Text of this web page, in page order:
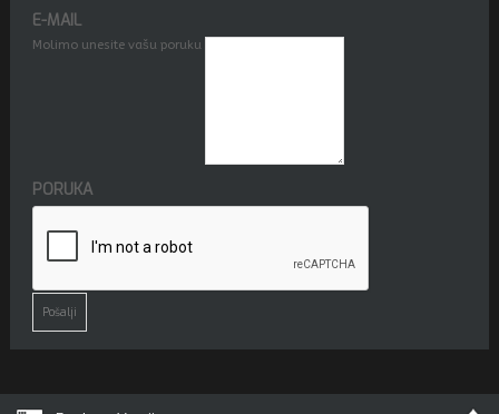
E-MAIL
Molimo unesite vašu poruku
PORUKA